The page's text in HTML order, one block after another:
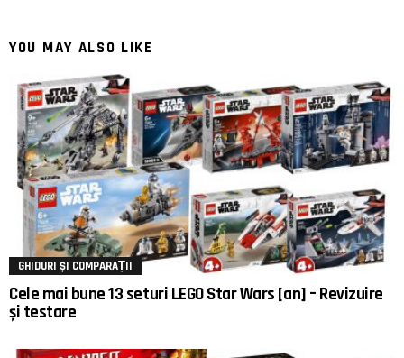
YOU MAY ALSO LIKE
GHIDURI ȘI COMPARAȚII
Cele mai bune 13 seturi LEGO Star Wars [an] – Revizuire
și testare